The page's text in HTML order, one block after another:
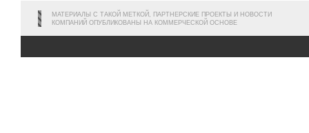
МАТЕРИАЛЫ С ТАКОЙ МЕТКОЙ, ПАРТНЕРСКИЕ ПРОЕКТЫ И НОВОСТИ
КОМПАНИЙ ОПУБЛИКОВАНЫ НА КОММЕРЧЕСКОЙ ОСНОВЕ